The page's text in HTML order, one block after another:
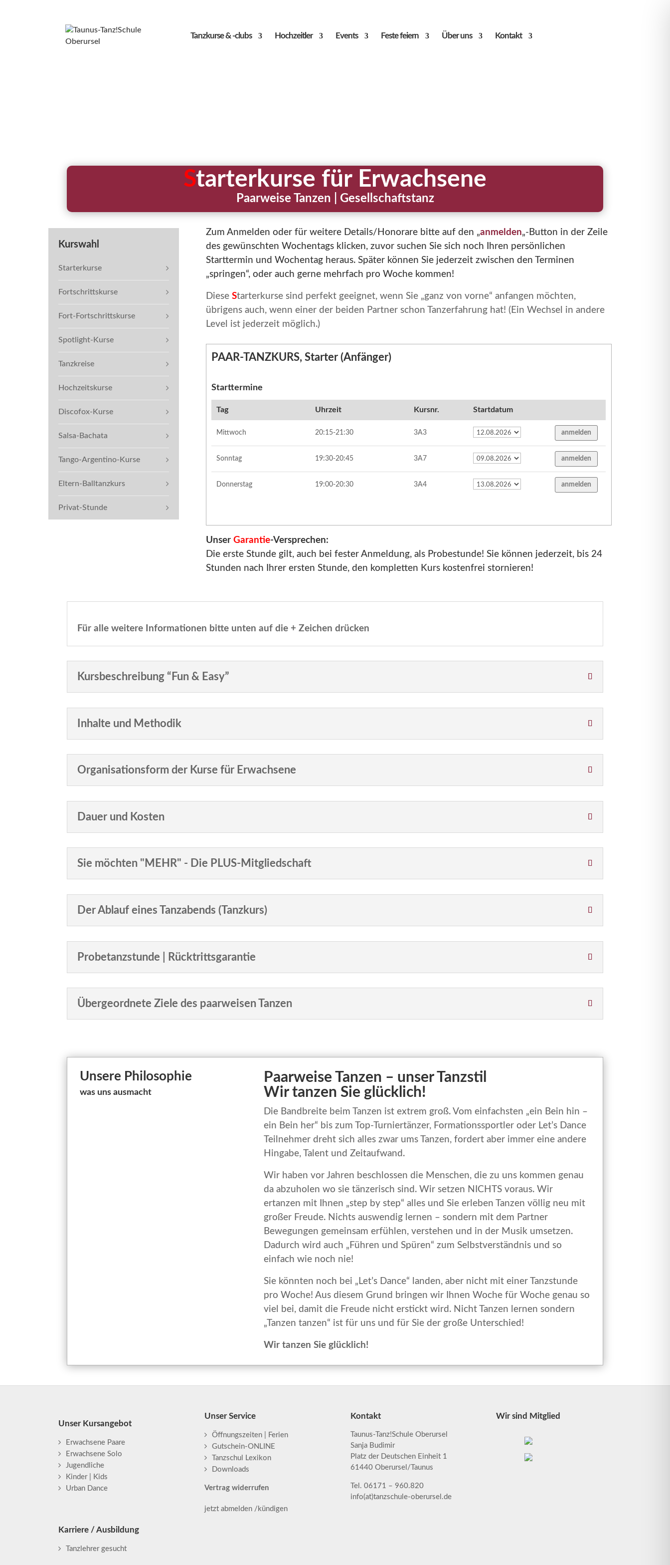
Tanzkurse & -clubs Hochzeitler Events Feste feiern Über uns Kontakt
Starterkurse für Erwachsene
Paarweise Tanzen | Gesellschaftstanz
Kurswahl
Starterkurse
Fortschrittskurse
Fort-Fortschrittskurse
Spotlight-Kurse
Tanzkreise
Hochzeitskurse
Discofox-Kurse
Salsa-Bachata
Tango-Argentino-Kurse
Eltern-Balltanzkurs
Privat-Stunde
Zum Anmelden oder für weitere Details/Honorare bitte auf den „anmelden„-Button in der Zeile
des gewünschten Wochentags klicken, zuvor suchen Sie sich noch Ihren persönlichen
Starttermin und Wochentag heraus. Später können Sie jederzeit zwischen den Terminen
„springen“, oder auch gerne mehrfach pro Woche kommen!
DieseStarterkurse sind perfekt geeignet, wenn Sie „ganz von vorne“ anfangen möchten,
übrigens auch, wenn einer der beiden Partner schon Tanzerfahrung hat! (Ein Wechsel in andere
Level ist jederzeit möglich.)
PAAR-TANZKURS, Starter (Anfänger)
Starttermine
Tag Uhrzeit Kursnr. Startdatum
Mittwoch 20:15-21:30 3A3
Sonntag 19:30-20:45 3A7
Donnerstag 19:00-20:30 3A4
UnserGarantie-Versprechen:
Die erste Stunde gilt, auch bei fester Anmeldung, als Probestunde! Sie können jederzeit, bis 24
Stunden nach Ihrer ersten Stunde, den kompletten Kurs kostenfrei stornieren!
Für alle weitere Informationen bitte unten auf die + Zeichen drücken
Kursbeschreibung “Fun & Easy”
Inhalte und Methodik
Organisationsform der Kurse für Erwachsene
Dauer und Kosten
Sie möchten "MEHR" - Die PLUS-Mitgliedschaft
Der Ablauf eines Tanzabends (Tanzkurs)
Probetanzstunde | Rücktrittsgarantie
Übergeordnete Ziele des paarweisen Tanzen
Unsere Philosophie
was uns ausmacht
Paarweise Tanzen – unser Tanzstil
Wir tanzen Sie glücklich!
Die Bandbreite beim Tanzen ist extrem groß. Vom einfachsten „ein Bein hin –
ein Bein her“ bis zum Top-Turniertänzer, Formationssportler oder Let’s Dance
Teilnehmer dreht sich alles zwar ums Tanzen, fordert aber immer eine andere
Hingabe, Talent und Zeitaufwand.
Wir haben vor Jahren beschlossen die Menschen, die zu uns kommen genau
da abzuholen wo sie tänzerisch sind. Wir setzen NICHTS voraus. Wir
ertanzen mit Ihnen „step by step“ alles und Sie erleben Tanzen völlig neu mit
großer Freude. Nichts auswendig lernen – sondern mit dem Partner
Bewegungen gemeinsam erfühlen, verstehen und in der Musik umsetzen.
Dadurch wird auch „Führen und Spüren“ zum Selbstverständnis und so
einfach wie noch nie!
Sie könnten noch bei „Let’s Dance“ landen, aber nicht mit einer Tanzstunde
pro Woche! Aus diesem Grund bringen wir Ihnen Woche für Woche genau so
viel bei, damit die Freude nicht erstickt wird. Nicht Tanzen lernen sondern
„Tanzen tanzen“ ist für uns und für Sie der große Unterschied!
Wir tanzen Sie glücklich!
Unser Kursangebot
Erwachsene Paare
Erwachsene Solo
Jugendliche
Kinder | Kids
Urban Dance
Karriere / Ausbildung
Tanzlehrer gesucht
Unser Service
Öffnungszeiten | Ferien
Gutschein-ONLINE
Tanzschul Lexikon
Downloads
Vertrag widerrufen
jetzt abmelden /kündigen
Kontakt
Taunus-Tanz!Schule Oberursel
Sanja Budimir
Platz der Deutschen Einheit 1
61440 Oberursel/Taunus
Tel. 06171 – 960.820
info(at)tanzschule-oberursel.de
Wir sind Mitglied